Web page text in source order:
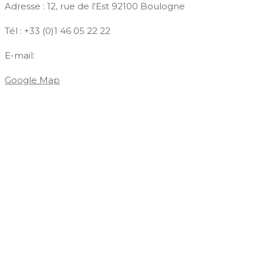
Adresse : 12, rue de l'Est 92100 Boulogne
Tél : +33 (0)1 46 05 22 22
E-mail:
Google Map